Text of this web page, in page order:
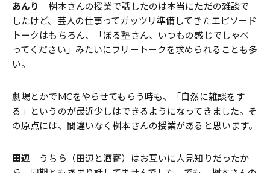
あんり
桝本さんの授業で話したのは本当にただの雑談で
したけど、芸人の仕事ってガッツリ準備してきたエピソード
トークはもちろん、「ぼる塾さん、いつもの感じでしゃべ
ってください」みたいにフリートークを求められることも多
い。
劇場とかでMCをやらせてもらう時も、「自然に雑談をす
る」というのが最近少しはできるようになってきました。そ
の原点には、間違いなく桝本さんの授業があると思います。
田辺
うちら（田辺と酒寄）はお互いに人見知りだったか